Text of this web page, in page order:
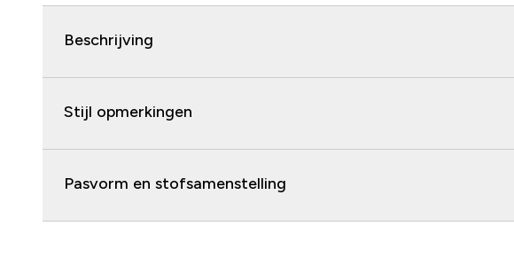
Beschrijving
Stijl opmerkingen
Pasvorm en stofsamenstelling